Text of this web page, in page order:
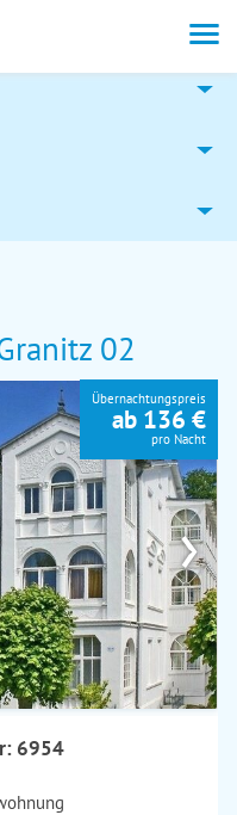
02
›
Übernachtungspreis
ab 136 €
pro Nacht
6954